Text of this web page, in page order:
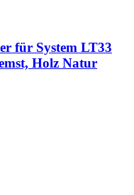
für System LT33
Holz Natur